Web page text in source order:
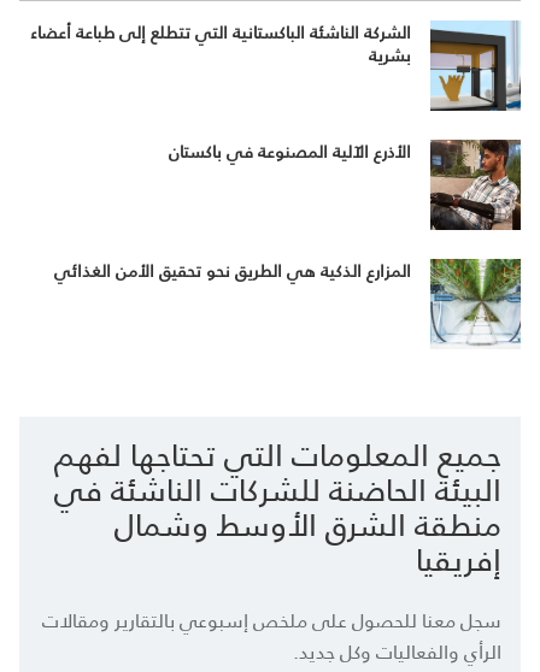
الشركة الناشئة الباكستانية التي تتطلع إلى طباعة أعضاء
بشرية
الأذرع الآلية المصنوعة في باكستان
المزارع الذكية هي الطريق نحو تحقيق الأمن الغذائي
جميع المعلومات التي تحتاجها لفهم
البيئة الحاضنة للشركات الناشئة في
منطقة الشرق الأوسط وشمال
إفريقيا
سجل معنا للحصول على ملخص إسبوعي بالتقارير ومقالات
الرأي والفعاليات وكل جديد.